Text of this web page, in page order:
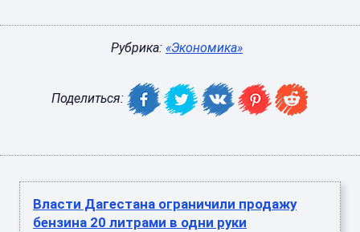
Рубрика: «Экономика»
Поделиться:
Власти Дагестана ограничили продажу
бензина 20 литрами в одни руки